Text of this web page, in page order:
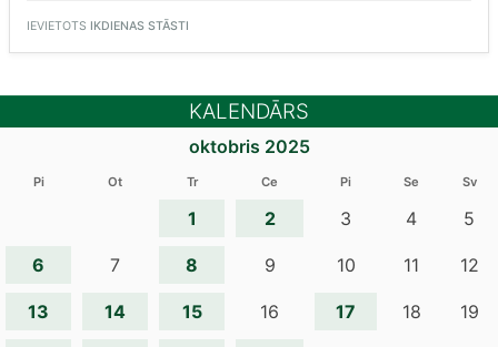
NĀKOTNĒ”
IEVIETOTS IKDIENAS STĀSTI
KALENDĀRS
oktobris 2025
Pi Ot Tr Ce Pi Se Sv
1 2 3 4 5
6 7 8 9 10 11 12
13 14 15 16 17 18 19